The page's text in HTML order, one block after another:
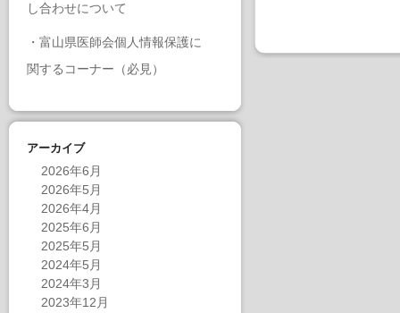
し合わせについて
・ 富山県医師会個人情報保護に
関するコーナー（必見）
アーカイブ
2026年6月
2026年5月
2026年4月
2025年6月
2025年5月
2024年5月
2024年3月
2023年12月